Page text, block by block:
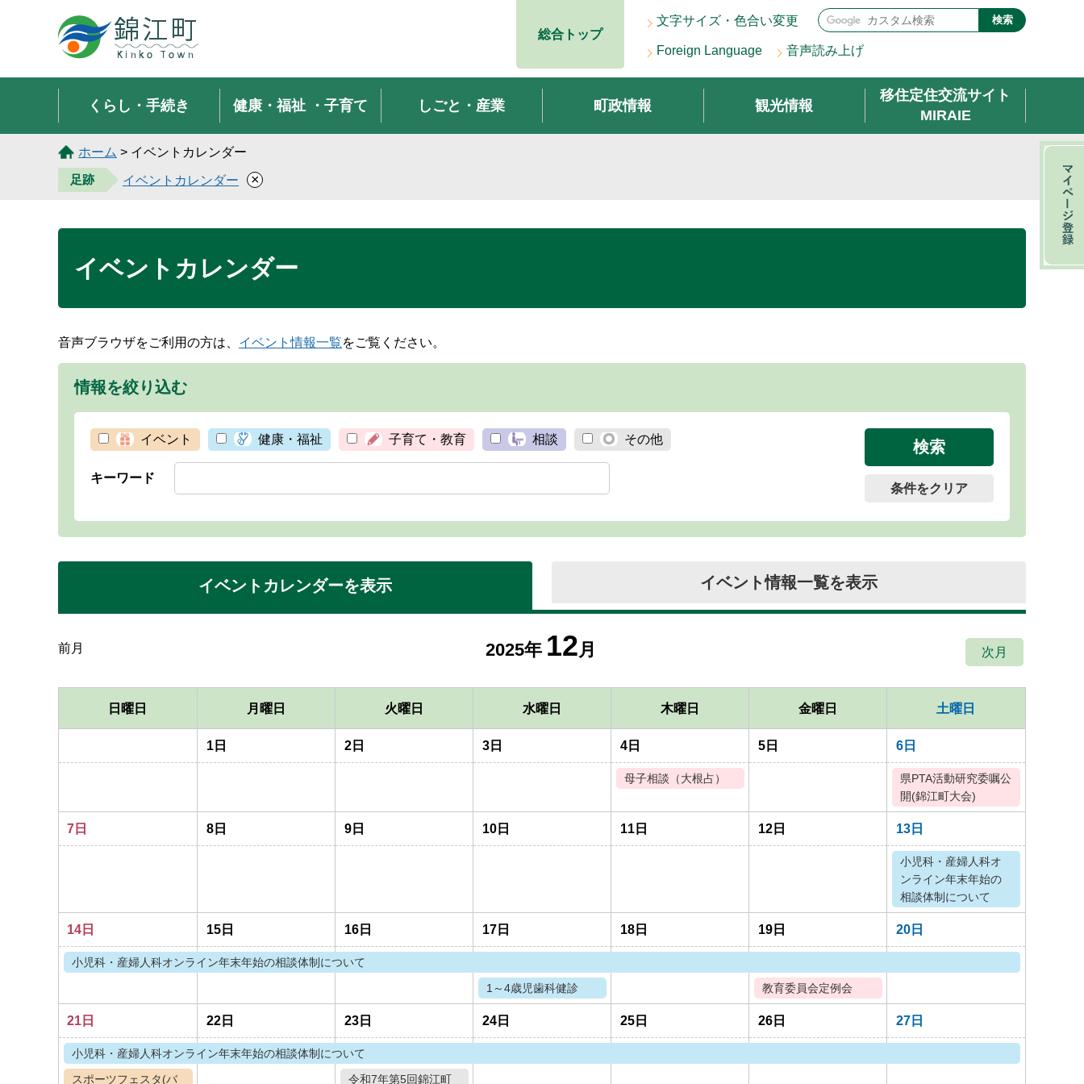
錦江町 Kinko Town
総合トップ
文字サイズ・色合い変更
Foreign Language 音声読み上げ
検索
くらし・手続き 健康・福祉・子育て しごと・産業 町政情報 観光情報
移住定住交流サイト
MIRAIE
ホーム > イベントカレンダー
足跡
イベントカレンダー ×
イベントカレンダー
音声ブラウザをご利用の方は、 イベント情報一覧をご覧ください。
情報を絞り込む
イベント 健康・福祉 子育て・教育 相談 その他
キーワード
条件をクリア
イベントカレンダーを表示 イベント情報一覧を表示
前月 2025年 12月 次月
日曜日 月曜日 火曜日 水曜日 木曜日 金曜日 土曜日
1日 2日 3日 4日 5日 6日
母子相談（大根占）
県PTA活動研究委嘱公
開(錦江町大会)
7日 8日 9日 10日 11日 12日 13日
小児科・産婦人科オ
ンライン年末年始の
相談体制について
14日 15日 16日 17日 18日 19日 20日
小児科・産婦人科オンライン年末年始の相談体制について
1～4歳児歯科健診
教育委員会定例会
21日 22日 23日 24日 25日 26日 27日
小児科・産婦人科オンライン年末年始の相談体制について
スポーツフェスタ(バ
令和7年第5回錦江町